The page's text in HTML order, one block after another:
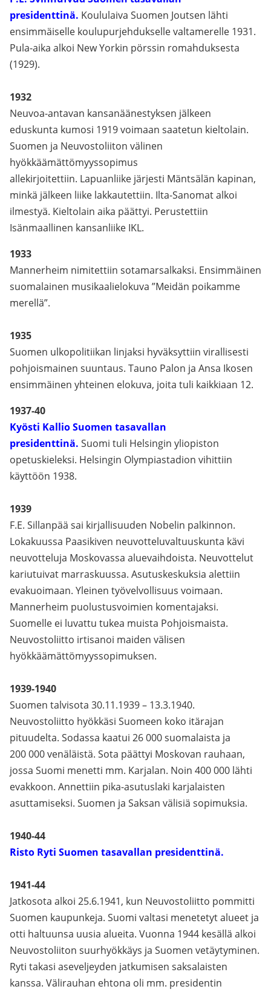
presidenttinä. Koululaiva Suomen Joutsen lähti
ensimmäiselle koulupurjehdukselle valtamerelle 1931.
Pula-aika alkoi New Yorkin pörssin romahduksesta
(1929).
1932
Neuvoa-antavan kansanäänestyksen jälkeen
eduskunta kumosi 1919 voimaan saatetun kieltolain.
Suomen ja Neuvostoliiton välinen
hyökkäämättömyyssopimus
allekirjoitettiin. Lapuanliike järjesti Mäntsälän kapinan,
minkä jälkeen liike lakkautettiin. Ilta-Sanomat alkoi
ilmestyä. Kieltolain aika päättyi. Perustettiin
Isänmaallinen kansanliike IKL.
1933
Mannerheim nimitettiin sotamarsalkaksi. Ensimmäinen
suomalainen musikaalielokuva ”Meidän poikamme
merellä”.
1935
Suomen ulkopolitiikan linjaksi hyväksyttiin virallisesti
pohjoismainen suuntaus. Tauno Palon ja Ansa Ikosen
ensimmäinen yhteinen elokuva, joita tuli kaikkiaan 12.
1937-40
Kyösti Kallio Suomen tasavallan
presidenttinä. Suomi tuli Helsingin yliopiston
opetuskieleksi. Helsingin Olympiastadion vihittiin
käyttöön 1938.
1939
F.E. Sillanpää sai kirjallisuuden Nobelin palkinnon.
Lokakuussa Paasikiven neuvotteluvaltuuskunta kävi
neuvotteluja Moskovassa aluevaihdoista. Neuvottelut
kariutuivat marraskuussa. Asutuskeskuksia alettiin
evakuoimaan. Yleinen työvelvollisuus voimaan.
Mannerheim puolustusvoimien komentajaksi.
Suomelle ei luvattu tukea muista Pohjoismaista.
Neuvostoliitto irtisanoi maiden välisen
hyökkäämättömyyssopimuksen.
1939-1940
Suomen talvisota 30.11.1939 – 13.3.1940.
Neuvostoliitto hyökkäsi Suomeen koko itärajan
pituudelta. Sodassa kaatui 26 000 suomalaista ja
200 000 venäläistä. Sota päättyi Moskovan rauhaan,
jossa Suomi menetti mm. Karjalan. Noin 400 000 lähti
evakkoon. Annettiin pika-asutuslaki karjalaisten
asuttamiseksi. Suomen ja Saksan välisiä sopimuksia.
1940-44
Risto Ryti Suomen tasavallan presidenttinä.
1941-44
Jatkosota alkoi 25.6.1941, kun Neuvostoliitto pommitti
Suomen kaupunkeja. Suomi valtasi menetetyt alueet ja
otti haltuunsa uusia alueita. Vuonna 1944 kesällä alkoi
Neuvostoliiton suurhyökkäys ja Suomen vetäytyminen.
Ryti takasi aseveljeyden jatkumisen saksalaisten
kanssa. Välirauhan ehtona oli mm. presidentin